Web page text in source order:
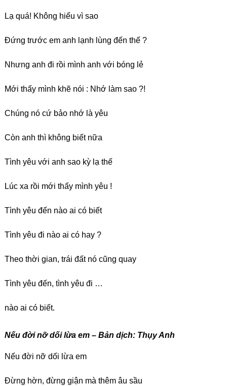
Lạ quá! Không hiểu vì sao
Ðứng trước em anh lạnh lùng đến thế ?
Nhưng anh đi rồi mình anh với bóng lẻ
Mới thấy mình khẽ nói : Nhớ làm sao ?!
Chúng nó cứ bảo nhớ là yêu
Còn anh thì không biết nữa
Tình yêu với anh sao kỳ lạ thế
Lúc xa rồi mới thấy mình yêu !
Tình yêu đến nào ai có biết
Tình yêu đi nào ai có hay ?
Theo thời gian, trái đất nó cũng quay
Tình yêu đến, tình yêu đi …
nào ai có biết.
Nếu đời nỡ dối lừa em – Bản dịch: Thụy Anh
Nếu đời nỡ dối lừa em
Đừng hờn, đừng giận mà thêm âu sầu